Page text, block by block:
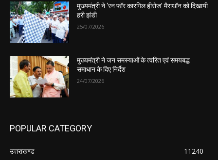
मुख्यमंत्री ने ‘रन फॉर कारगिल हीरोज’ मैराथॉन को दिखायी
हरी झंडी
25/07/2026
मुख्यमंत्री ने जन समस्याओं के त्वरित एवं समयबद्ध
समाधान के दिए निर्देश
24/07/2026
POPULAR CATEGORY
उत्तराखण्ड
11240